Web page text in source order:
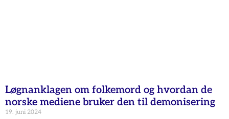
Løgnanklagen om folkemord og hvordan de
norske mediene bruker den til demonisering
19. juni 2024